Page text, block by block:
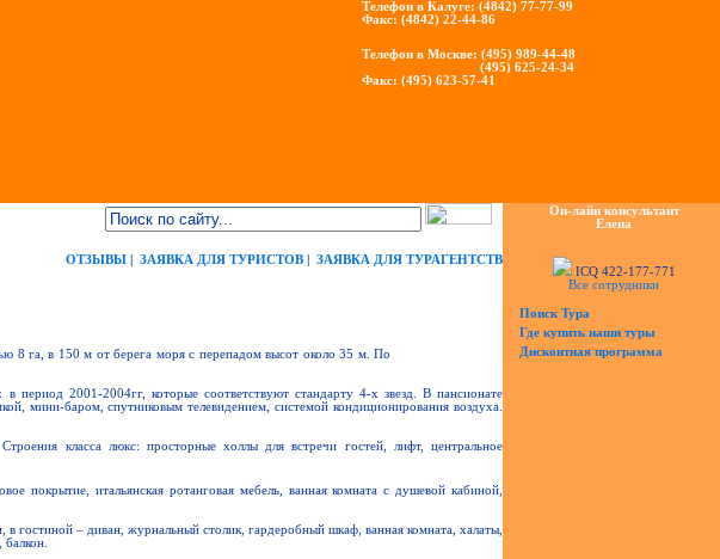
Телефон в Калуге: (4842) 77-77-99
Факс: (4842) 22-44-86
Телефон в Москве: (495) 989-44-48
(495) 625-24-34
Факс: (495) 623-57-41
ОТЗЫВЫ ЗАЯВКА ДЛЯ ТУРИСТОВ ЗАЯВКА ДЛЯ ТУРАГЕНТСТВ
8 га, в 150 м от берега моря с перепадом высот около 35 м. По
период 2001-2004гг, которые соответствуют стандарту 4-х звезд. В пансионате
мини-баром, спутниковым телевидением, системой кондиционирования воздуха.
класса люкс: просторные холлы для встречи гостей, лифт, центральное
покрытие, итальянская ротанговая мебель, ванная комната с душевой кабиной,
гостиной – диван, журнальный столик, гардеробный шкаф, ванная комната, халаты,
Он-лайн консультант
Елена
ICQ 422-177-771
Все сотрудники
Поиск Тура
Где купить наши туры
Дисконтная программа